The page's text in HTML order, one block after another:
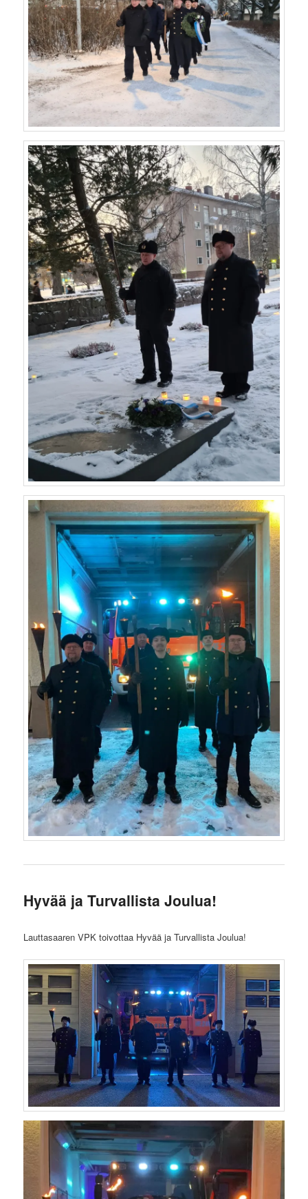
Hyvää ja Turvallista Joulua!
Lauttasaaren VPK toivottaa Hyvää ja Turvallista Joulua!